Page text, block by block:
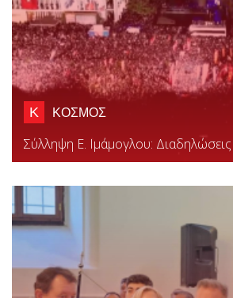
Κ ΚΟΣΜΟΣ
Σύλληψη E. Ιμάμογλου: